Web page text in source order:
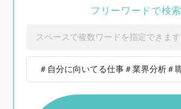
フリーワードで検索